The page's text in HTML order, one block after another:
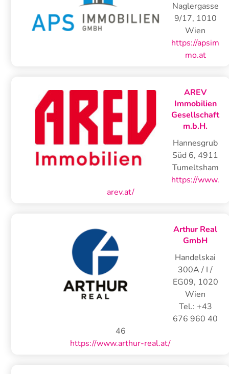
Naglergasse
9/17, 1010
Wien
https://apsim
mo.at
AREV
Immobilien
Gesellschaft
m.b.H.
Hannesgrub
Süd 6, 4911
Tumeltsham
https://www.
arev.at/
Arthur Real
GmbH
Handelskai
300A / I /
EG09, 1020
Wien
Tel.: +43
676 960 40
46
https://www.arthur-real.at/